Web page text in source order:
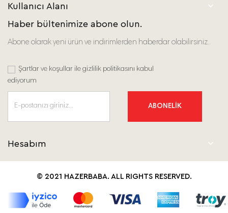
Kullanıcı Alanı 
Haber bültenimize abone olun.
Abone olarak yeni ürün ve indirimlerden haberdar olabilirsiniz..
Şartlar ve koşullar ile gizlilik politikasını kabul
ediyorum
ABONELİK
Hesabım 
© 2021 HAZERBABA. ALL RIGHTS RESERVED.